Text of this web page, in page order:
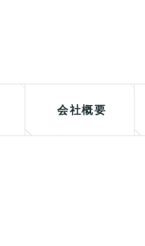
会社概要